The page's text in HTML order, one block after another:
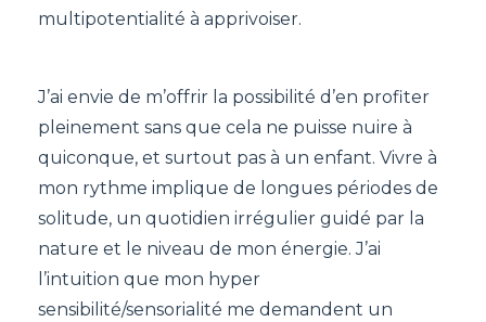
multipotentialité à apprivoiser.
J’ai envie de m’offrir la possibilité d’en profiter
pleinement sans que cela ne puisse nuire à
quiconque, et surtout pas à un enfant. Vivre à
mon rythme implique de longues périodes de
solitude, un quotidien irrégulier guidé par la
nature et le niveau de mon énergie. J’ai
l’intuition que mon hyper
sensibilité/sensorialité me demandent un